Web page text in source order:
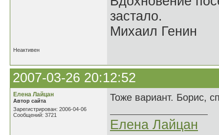
застало.
Михаил Генин
Неактивен
2007-03-26 20:12:52
Елена Лайцан
Автор сайта
Зарегистрирован: 2006-04-06
Сообщений: 3721
Тоже вариант. Борис,
Елена Лайцан